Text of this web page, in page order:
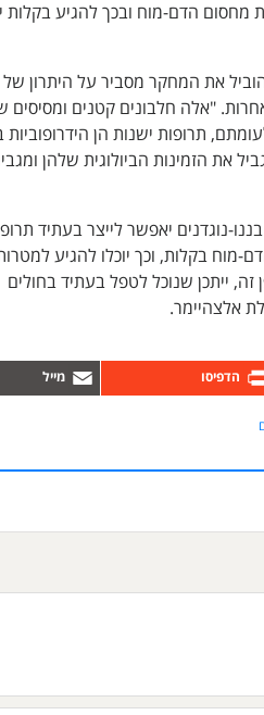
מחסום הדם-מוח ובכך להגיע בקלות
את המחקר מסביר על היתרון של
"אלה חלבונים קטנים ומסיסים
תרופות ישנות הן הידרופוביות
את הזמינות הביולוגית שלהן
נוגדנים יאפשר לייצר בעתיד
מוח בקלות, וכך יוכלו להגיע
זה, ייתכן שנוכל לטפל בעתיד בחולים
אלצהיימר.